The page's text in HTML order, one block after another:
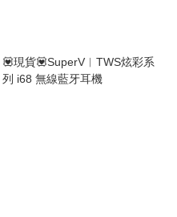
💟現貨💟SuperV︱TWS炫彩系
列 i68 無線藍牙耳機